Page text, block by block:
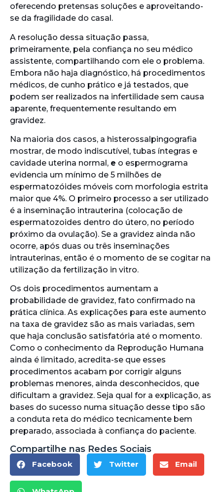
oferecendo pretensas soluções e aproveitando-
se da fragilidade do casal.
A resolução dessa situação passa,
primeiramente, pela confiança no seu médico
assistente, compartilhando com ele o problema.
Embora não haja diagnóstico, há procedimentos
médicos, de cunho prático e já testados, que
podem ser realizados na infertilidade sem causa
aparente, frequentemente resultando em
gravidez.
Na maioria dos casos, a histerossalpingografia
mostrar, de modo indiscutível, tubas íntegras e
cavidade uterina normal, e o espermograma
evidencia um mínimo de 5 milhões de
espermatozóides móveis com morfologia estrita
maior que 4%. O primeiro processo a ser utilizado
é a inseminação intrauterina (colocação de
espermatozoides dentro do útero, no período
próximo da ovulação). Se a gravidez ainda não
ocorre, após duas ou três inseminações
intrauterinas, então é o momento de se cogitar na
utilização da fertilização in vitro.
Os dois procedimentos aumentam a
probabilidade de gravidez, fato confirmado na
prática clínica. As explicações para este aumento
na taxa de gravidez são as mais variadas, sem
que haja conclusão satisfatória até o momento.
Como o conhecimento da Reprodução Humana
ainda é limitado, acredita-se que esses
procedimentos acabam por corrigir alguns
problemas menores, ainda desconhecidos, que
dificultam a gravidez. Seja qual for a explicação, as
bases do sucesso numa situação desse tipo são
a conduta reta do médico tecnicamente bem
preparado, associada à confiança do paciente.
Compartilhe nas Redes Sociais
Facebook Twitter Email